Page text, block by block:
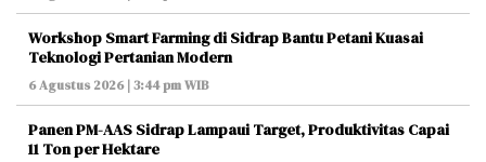
Workshop Smart Farming di Sidrap Bantu Petani Kuasai
Teknologi Pertanian Modern
6 Agustus 2026 | 3:44 pm WIB
Panen PM-AAS Sidrap Lampaui Target, Produktivitas Capai
11 Ton per Hektare